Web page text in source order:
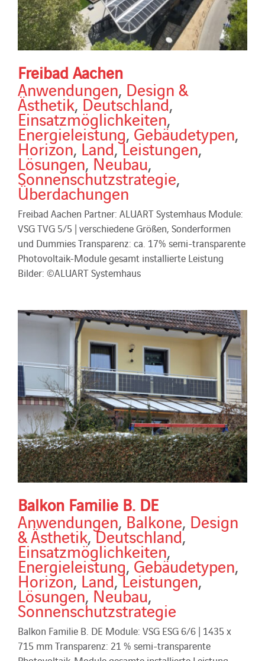
Freibad Aachen
Anwendungen, Design &
Ästhetik,Deutschland,
Einsatzmöglichkeiten,
Energieleistung,Gebäudetypen,
Horizon,Land,Leistungen,
Lösungen,Neubau,
Sonnenschutzstrategie,
Überdachungen
Freibad Aachen Partner: ALUART Systemhaus Module:
VSG TVG 5/5 | verschiedene Größen, Sonderformen
und Dummies Transparenz: ca. 17% semi-transparente
Photovoltaik-Module gesamt installierte Leistung
Bilder: ©ALUART Systemhaus
Balkon Familie B. DE
Anwendungen, Balkone, Design
& Ästhetik,Deutschland,
Einsatzmöglichkeiten,
Energieleistung,Gebäudetypen,
Horizon,Land,Leistungen,
Lösungen,Neubau,
Sonnenschutzstrategie
Balkon Familie B. DE Module: VSG ESG 6/6 | 1435 x
715 mm Transparenz: 21 % semi-transparente